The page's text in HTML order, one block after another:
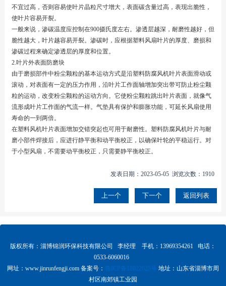
不宜过高，否则容易使叶片晶粒尺寸增大，表面碳含量过高，表现出脆性，
使叶片容易开裂。
一般来说，渗碳温度应控制在900摄氏度左右。渗透层越深，耐磨性越好，但
脆性越大，叶片越容易开裂。渗碳时，应根据塑料风扇叶片的厚度、磨损和
渗碳过程来确定渗透层的厚度和位置。
2.叶片外表面防磨块
由于磨损部件中粉尘颗粒的基本运动方式是沿塑料防腐风机叶片表面滑动或
滚动，对表面有一定的压力作用，沿叶片工作面轴增加突出带可防止粉尘颗
粒的运动，改变粉尘颗粒的运动方向。它使粉尘颗粒跳出叶片表面，就像气
流形成叶片工作面的气流一样。气垫具有保护和膨胀功能，可延长风扇使用
寿命的一到两倍。
在塑料风机叶片表面增加交错突起也可用于耐磨性。塑料防腐风机叶片与耐
磨小部件焊接后，应进行静平衡和动平衡校正，以确保叶轮的平稳运行。对
于小型风扇，不需要动平衡校正，只需要静平衡校正。
发表日期：2023-05-05 浏览次数：1910
上一个 下一个 返回列表
版权所有：淄博锦润环保科技有限公司 李经理 手机：13969354261 电话：
0533-6060016
网址：www.jinrunfengji.com备案号： 鲁ICP备18022625号 地址：山东省淄博市周
村区南郊镇工业园